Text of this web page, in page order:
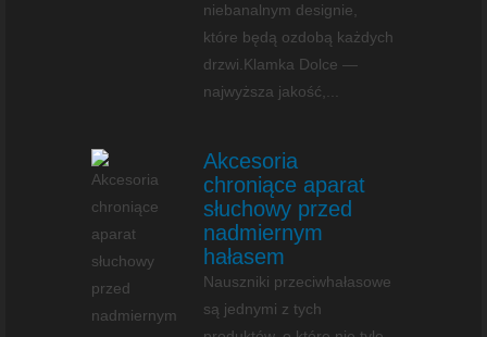
niebanalnym designie,
które będą ozdobą każdych
drzwi.Klamka Dolce —
najwyższa jakość,...
Akcesoria
chroniące aparat
słuchowy przed
nadmiernym
hałasem
Nauszniki przeciwhałasowe
są jednymi z tych